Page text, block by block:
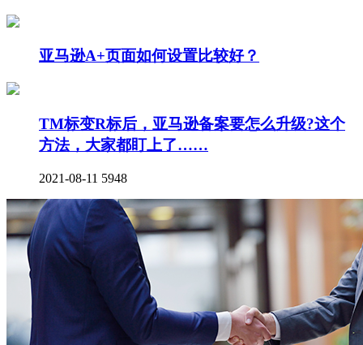
亚马逊A+页面如何设置比较好？
TM标变R标后，亚马逊备案要怎么升级?这个
方法，大家都盯上了……
2021-08-11 5948